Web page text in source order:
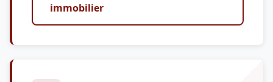
immobilier